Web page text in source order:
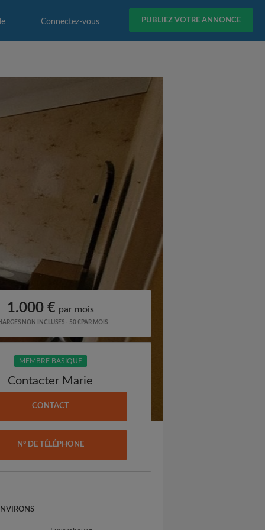
PUBLIEZ VOTRE ANNONCE
Connectez-vous
1.000 € par mois
NON INCLUSES - 50 €PAR MOIS
MEMBRE BASIQUE
Contacter Marie
CONTACT
N° DE TÉLÉPHONE